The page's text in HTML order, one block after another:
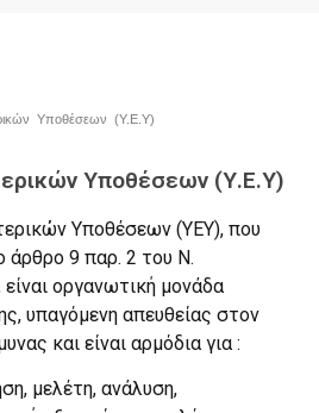
Υποθέσεων (Υ.Ε.Υ)
Υποθέσεων (Υ.Ε.Υ)
Υποθέσεων (ΥΕΥ), που
άρθρο 9 παρ. 2 του Ν.
οργανωτική μονάδα
υπαγόμενη απευθείας στον
και είναι αρμόδια για :
μελέτη, ανάλυση,